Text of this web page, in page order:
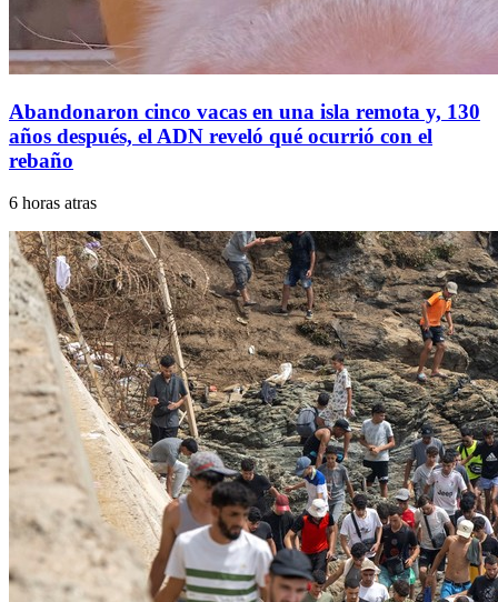
Abandonaron cinco vacas en una isla remota y, 130
años después, el ADN reveló qué ocurrió con el
rebaño
6 horas atras